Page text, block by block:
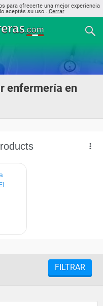
para ofrecerte una mejor experiencia
aceptás su uso.. Cerrar
enfermería en
FILTRAR